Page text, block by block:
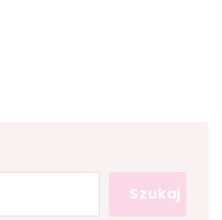
Szukaj